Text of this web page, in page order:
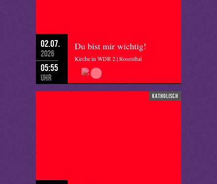
02.07.
2026
05:55
Uhr
Du bist mir wichtig!
Kirche in WDR 2 | Rosenthal
katholisch